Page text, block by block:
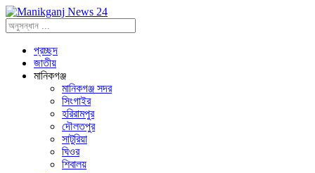
প্রচ্ছদ
জাতীয়
মানিকগঞ্জ
মানিকগঞ্জ সদর
সিংগাইর
হরিরামপুর
দৌলতপুর
সাটুরিয়া
ঘিওর
শিবালয়